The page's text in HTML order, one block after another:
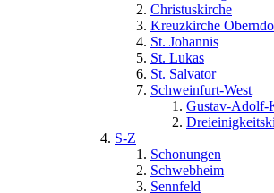
Christuskirche
Kreuzkirche
St. Johannis
St. Lukas
St. Salvator
Schweinfurt-West
Gustav-Adolf-
S-Z
Schonungen
Schwebheim
Sennfeld